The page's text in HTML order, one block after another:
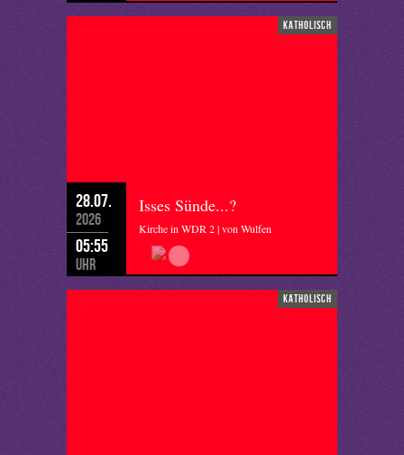
katholisch
28.07.
2026
05:55
Uhr
Isses Sünde...?
Kirche in WDR 2 | von Wulfen
katholisch